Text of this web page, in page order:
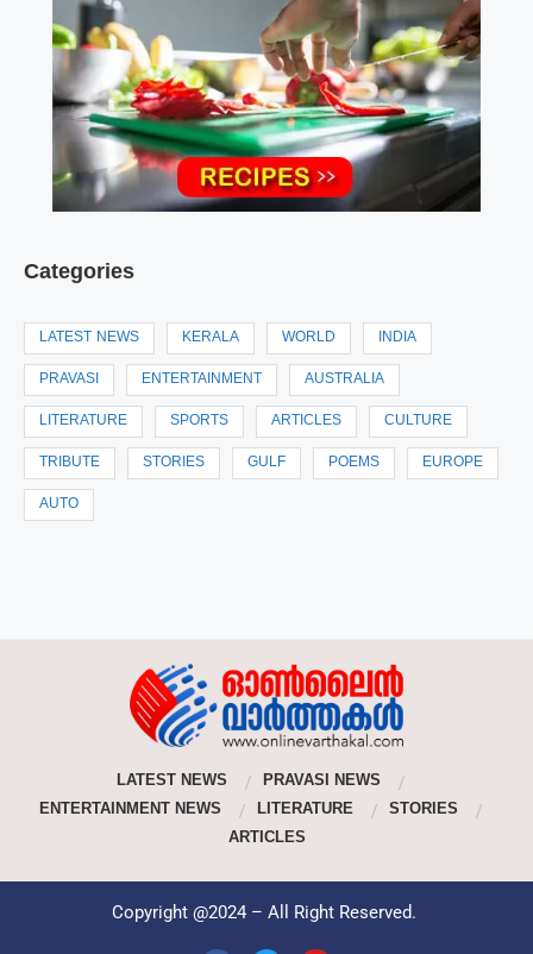
Categories
LATEST NEWS KERALA WORLD INDIA
PRAVASI ENTERTAINMENT AUSTRALIA
LITERATURE SPORTS ARTICLES CULTURE
TRIBUTE STORIES GULF POEMS EUROPE
AUTO
LATEST NEWS
PRAVASI NEWS
ENTERTAINMENT NEWS
LITERATURE
STORIES
ARTICLES
Copyright @2024 – All Right Reserved.